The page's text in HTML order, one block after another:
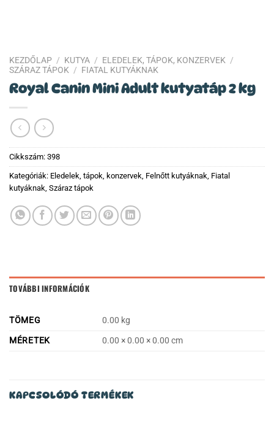
KEZDŐLAP / KUTYA / ELEDELEK, TÁPOK, KONZERVEK /
SZÁRAZ TÁPOK / FIATAL KUTYÁKNAK
Royal Canin Mini Adult kutyatáp 2 kg
Cikkszám: 398
Kategóriák: Eledelek, tápok, konzervek, Felnőtt kutyáknak, Fiatal
kutyáknak, Száraz tápok
TOVÁBBI INFORMÁCIÓK
TÖMEG
0.00 kg
MÉRETEK
0.00 × 0.00 × 0.00 cm
KAPCSOLÓDÓ TERMÉKEK